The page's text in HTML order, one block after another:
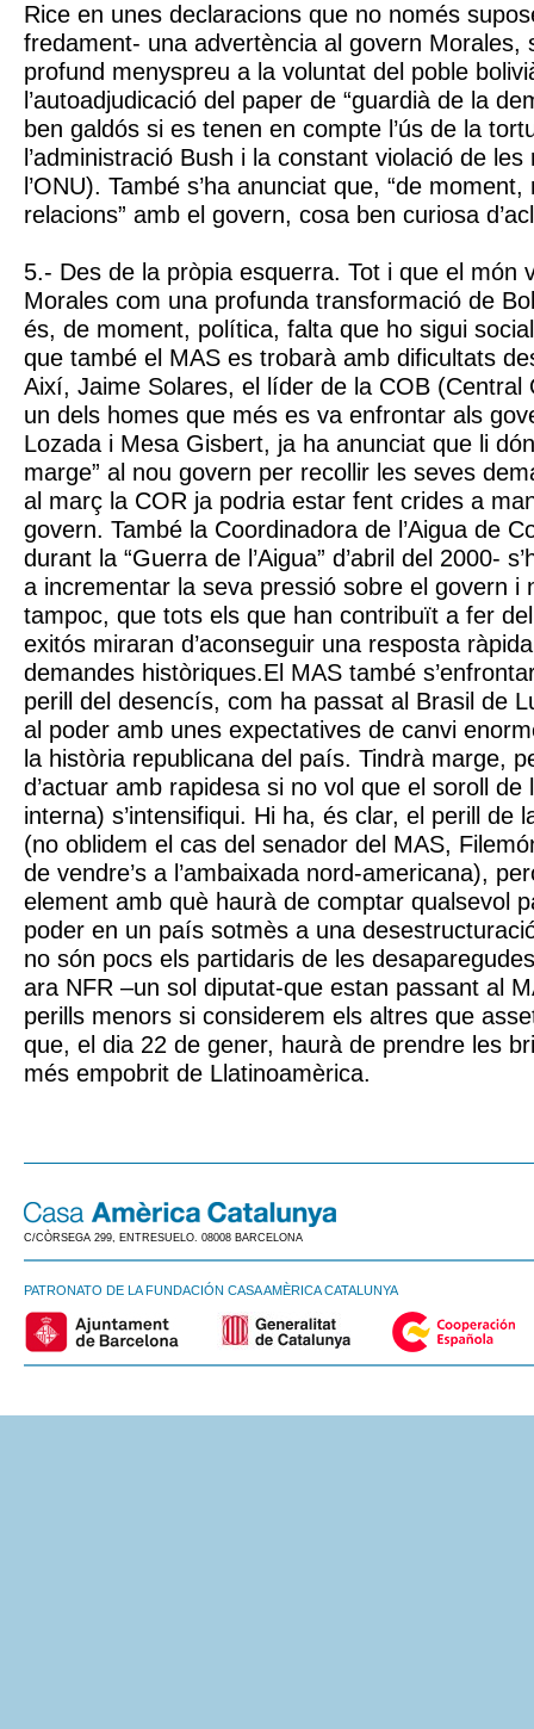
Rice en unes declaracions que no només
fredament- una advertència al govern Morales,
profund menyspreu a la voluntat del poble
l’autoadjudicació del paper de “guardià de la
ben galdós si es tenen en compte l’ús de la
l’administració Bush i la constant violació de
l’ONU). També s’ha anunciat que, “de
relacions” amb el govern, cosa ben curiosa
5.- Des de la pròpia esquerra. Tot i que el món
Morales com una profunda transformació de
és, de moment, política, falta que ho sigui
que també el MAS es trobarà amb dificultats
Així, Jaime Solares, el líder de la COB (Central
un dels homes que més es va enfrontar als
Lozada i Mesa Gisbert, ja ha anunciat que li
marge” al nou govern per recollir les seves
al març la COR ja podria estar fent crides a
govern. També la Coordinadora de l’Aigua de
durant la “Guerra de l’Aigua” d’abril del 2000-
a incrementar la seva pressió sobre el govern i
tampoc, que tots els que han contribuït a fer
exitós miraran d’aconseguir una resposta
demandes històriques.El MAS també
perill del desencís, com ha passat al Brasil de
al poder amb unes expectatives de canvi
la història republicana del país. Tindrà marge,
d’actuar amb rapidesa si no vol que el soroll de
interna) s’intensifiqui. Hi ha, és clar, el perill de
(no oblidem el cas del senador del MAS,
de vendre’s a l’ambaixada nord-americana),
element amb què haurà de comptar qualsevol
poder en un país sotmès a una
no són pocs els partidaris de les
ara NFR –un sol diputat-que estan passant al
perills menors si considerem els altres que
que, el dia 22 de gener, haurà de prendre les
més empobrit de Llatinoamèrica.
C/CÒRSEGA 299, ENTRESUELO. 08008 BARCELONA
PATRONATO DE LA FUNDACIÓN CASA AMÈRICA CATALUNYA